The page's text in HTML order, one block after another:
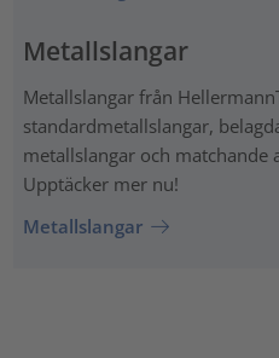
Metallslangar
Metallslangar från
standardmetallslangar,
metallslangar och
Upptäcker mer nu!
Metallslangar